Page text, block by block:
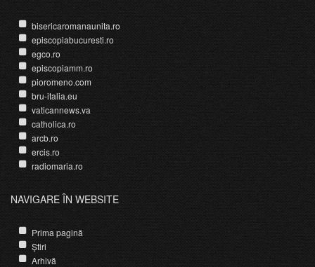
bisericaromanaunita.ro
episcopiabucuresti.ro
egco.ro
episcopiamm.ro
pioromeno.com
bru-italia.eu
vaticannews.va
catholica.ro
arcb.ro
ercis.ro
radiomaria.ro
NAVIGARE ÎN WEBSITE
Prima pagină
Știri
Arhivă